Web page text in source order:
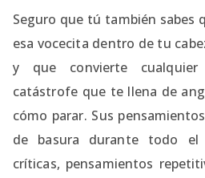
Seguro que tú también sabes
esa vocecita dentro de tu
y que convierte
catástrofe que te llena de
cómo parar. Sus
de basura durante todo el
críticas, pensamientos